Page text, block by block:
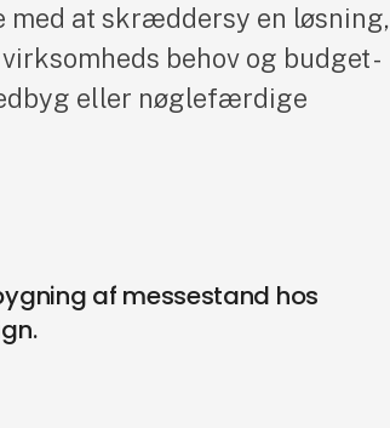
at skræddersy en løsning,
behov og budget -
eller nøglefærdige
af messestand hos